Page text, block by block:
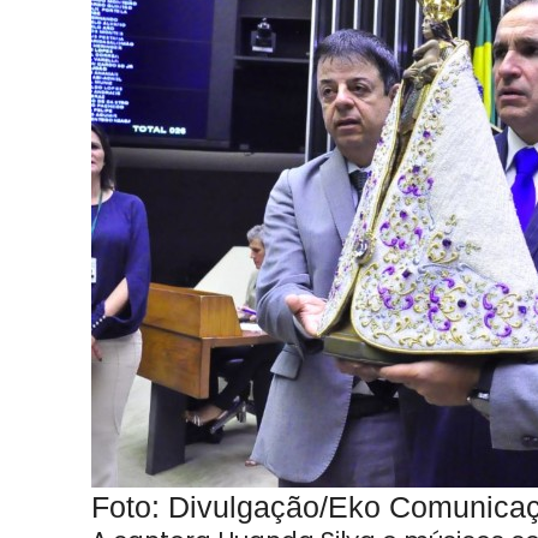
Foto: Divulgação/Eko